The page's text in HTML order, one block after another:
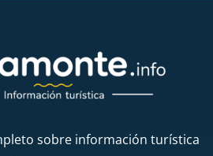
sobre información turística